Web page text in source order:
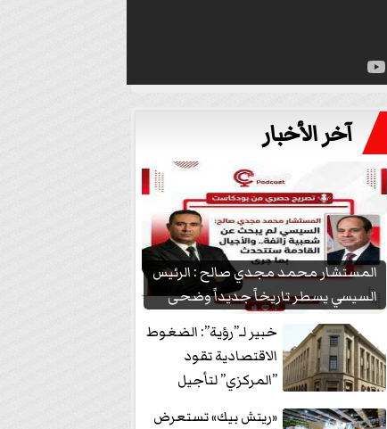
آخر الأخبار
المستشار محمد مجدي صالح : الرئيس
السيسي يسطر تاريخاً جديداً وضحى
بشعبيته...
خبير لـ”رؤية”: الضغوط
الاقتصادية تقود
”المركزي” لتأجيل
«ريتش بيك» تستعرض